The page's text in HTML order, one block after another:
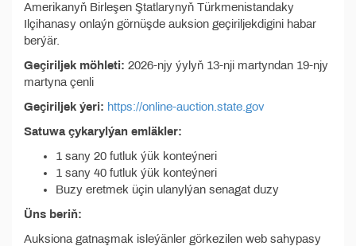
Amerikanyň Birleşen Ştatlarynyň Türkmenistandaky
Ilçihanasy onlaýn görnüşde auksion geçiriljekdigini habar
berýär.
Geçiriljek möhleti: 2026-njy ýylyň 13-nji martyndan 19-njy
martyna çenli
Geçiriljek ýeri: https://online-auction.state.gov
Satuwa çykarylýan emläkler:
1 sany 20 futluk ýük konteýneri
1 sany 40 futluk ýük konteýneri
Buzy eretmek üçin ulanylýan senagat duzy
Üns beriň:
Auksiona gatnaşmak isleýänler görkezilen web sahypasy